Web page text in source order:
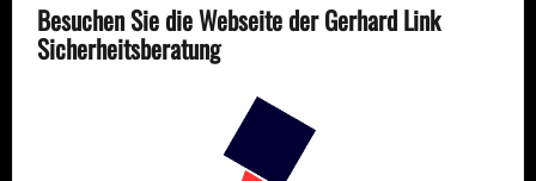
Besuchen Sie die Webseite der Gerhard Link
Sicherheitsberatung